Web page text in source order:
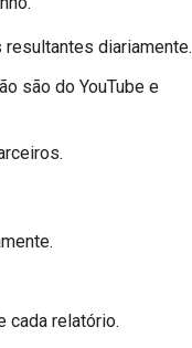
diariamente.
são do YouTube e
cada relatório.